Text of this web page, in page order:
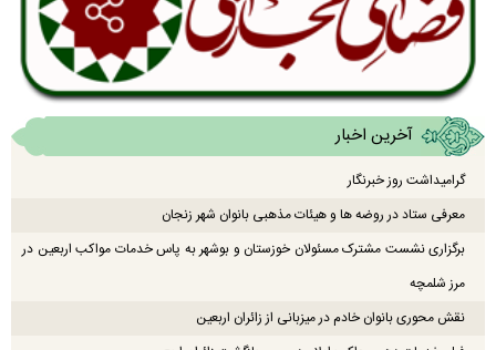
آخرین اخبار
گرامیداشت روز خبرنگار
معرفی ستاد در روضه ها و هیئات مذهبی بانوان شهر زنجان
برگزاری نشست مشترک مسئولان خوزستان و بوشهر به پاس خدمات مواکب اربعین در
مرز شلمچه
نقش محوری بانوان خادم در میزبانی از زائران اربعین